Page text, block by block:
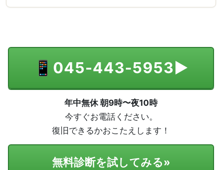
📱 045-443-5953▶
年中無休 朝9時〜夜10時
今すぐお電話ください。
復旧できるかおこたえします！
無料診断を試してみる»